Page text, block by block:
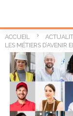
ACCUEIL
LES MÉTIERS